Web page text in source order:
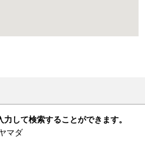
して検索することができます。
マダ